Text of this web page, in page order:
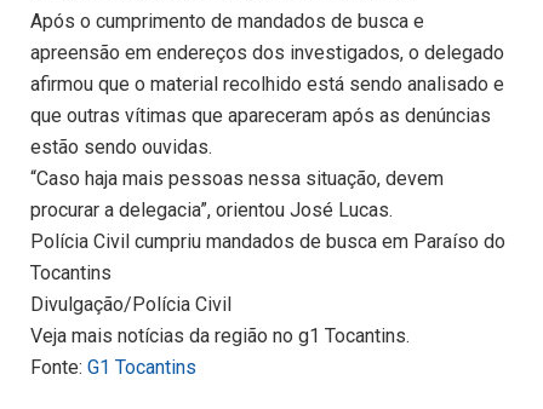
Após o cumprimento de mandados de busca e
apreensão em endereços dos investigados, o delegado
afirmou que o material recolhido está sendo analisado e
que outras vítimas que apareceram após as denúncias
estão sendo ouvidas.
“Caso haja mais pessoas nessa situação, devem
procurar a delegacia”, orientou José Lucas.
Polícia Civil cumpriu mandados de busca em Paraíso do
Tocantins
Divulgação/Polícia Civil
Veja mais notícias da região no g1 Tocantins.
Fonte: G1 Tocantins